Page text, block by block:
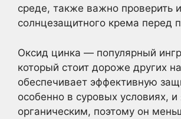
среде, также важно проверить
солнцезащитного крема перед
Оксид цинка — популярный
который стоит дороже других
обеспечивает эффективную
особенно в суровых условиях, и
органическим, поэтому он